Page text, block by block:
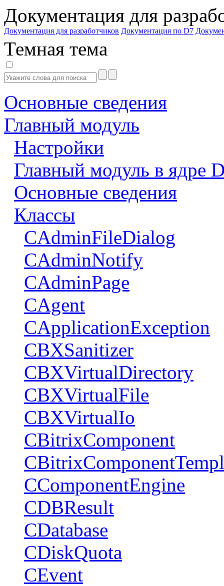
Документация для
Документация для разработчиков Документация по D7
Темная тема
Основные сведения
Главный модуль
Настройки
Главный модуль в ядре
Основные сведения
Классы
CAdminFileDialog
CAdminNotify
CAdminPage
CAgent
CApplicationException
CBXSanitizer
CBXVirtualDirectory
CBXVirtualFile
CBXVirtualIo
CBitrixComponent
CComponentEngine
CDBResult
CDatabase
CDiskQuota
CEvent